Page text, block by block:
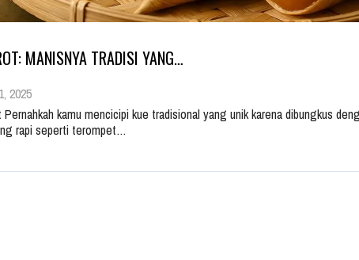
MANISNYA TRADISI YANG…
2025
kamu mencicipi kue tradisional yang unik karena dibungkus
rapi seperti terompet…